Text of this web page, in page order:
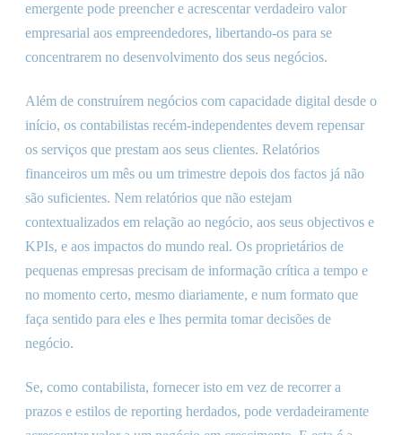
emergente pode preencher e acrescentar verdadeiro valor
empresarial aos empreendedores, libertando-os para se
concentrarem no desenvolvimento dos seus negócios.
Além de construírem negócios com capacidade digital desde o
início, os contabilistas recém-independentes devem repensar
os serviços que prestam aos seus clientes. Relatórios
financeiros um mês ou um trimestre depois dos factos já não
são suficientes. Nem relatórios que não estejam
contextualizados em relação ao negócio, aos seus objectivos e
KPIs, e aos impactos do mundo real. Os proprietários de
pequenas empresas precisam de informação crítica a tempo e
no momento certo, mesmo diariamente, e num formato que
faça sentido para eles e lhes permita tomar decisões de
negócio.
Se, como contabilista, fornecer isto em vez de recorrer a
prazos e estilos de reporting herdados, pode verdadeiramente